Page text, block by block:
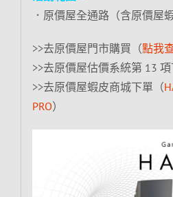
．原價屋全通路（含原價屋
>>去原價屋門市購買（點我
>>去原價屋估價系統第 13
>>去原價屋蝦皮商城下單（
PRO）